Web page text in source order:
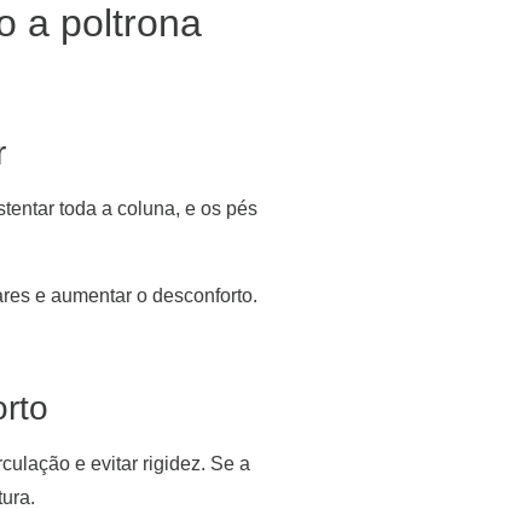
a poltrona
toda a coluna, e os pés
e aumentar o desconforto.
e evitar rigidez. Se a